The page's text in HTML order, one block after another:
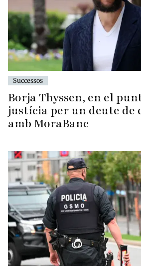
Successos
Borja Thyssen, en el
justícia per un deute de
amb MoraBanc